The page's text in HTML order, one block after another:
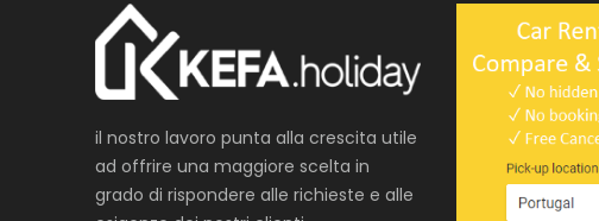
il nostro lavoro punta alla crescita utile
ad offrire una maggiore scelta in
grado di rispondere alle richieste e alle